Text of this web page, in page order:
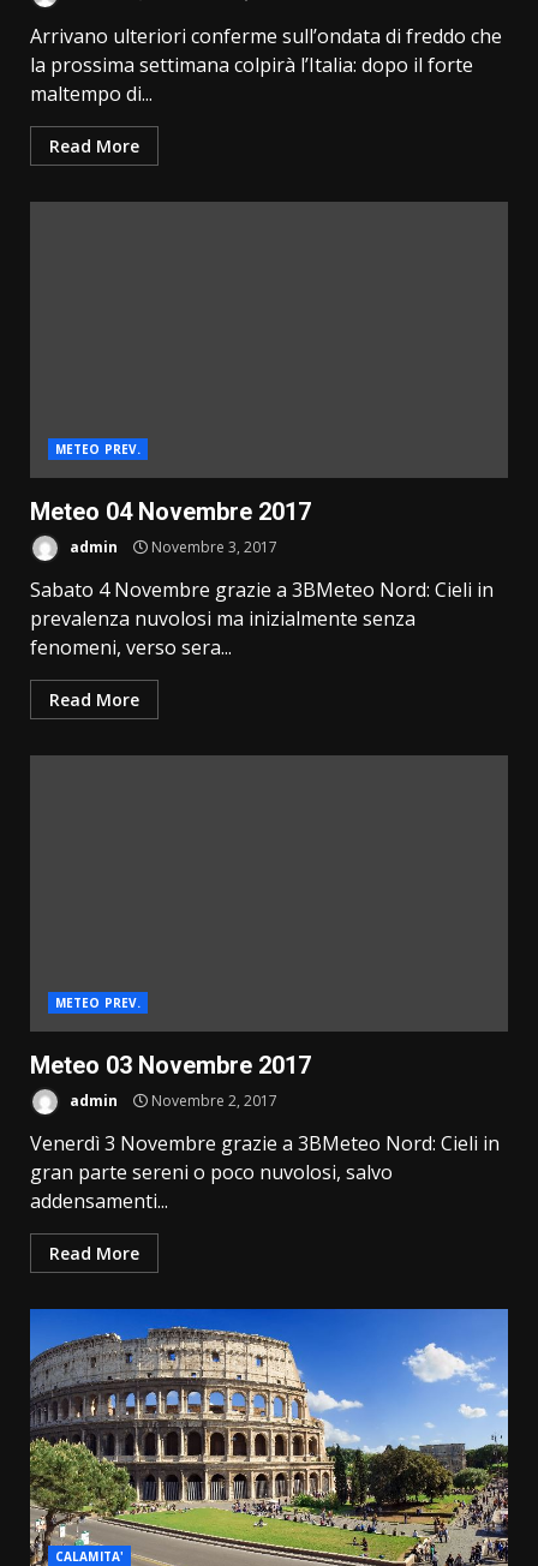
Arrivano ulteriori conferme sull’ondata di freddo che
la prossima settimana colpirà l’Italia: dopo il forte
maltempo di...
Read More
METEO PREV.
Meteo 04 Novembre 2017
admin Novembre 3, 2017
Sabato 4 Novembre grazie a 3BMeteo Nord: Cieli in
prevalenza nuvolosi ma inizialmente senza
fenomeni, verso sera...
Read More
METEO PREV.
Meteo 03 Novembre 2017
admin Novembre 2, 2017
Venerdì 3 Novembre grazie a 3BMeteo Nord: Cieli in
gran parte sereni o poco nuvolosi, salvo
addensamenti...
Read More
CALAMITA'